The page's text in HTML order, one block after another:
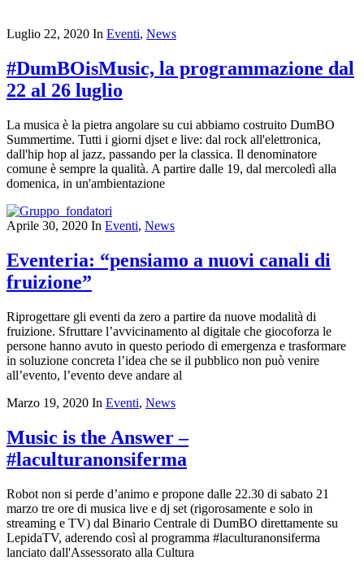
Luglio 22, 2020 In Eventi, News
#DumBOisMusic, la programmazione dal
22 al 26 luglio
La musica è la pietra angolare su cui abbiamo costruito DumBO
Summertime. Tutti i giorni djset e live: dal rock all'elettronica,
dall'hip hop al jazz, passando per la classica. Il denominatore
comune è sempre la qualità. A partire dalle 19, dal mercoledì alla
domenica, in un'ambientazione
Aprile 30, 2020 In Eventi, News
Eventeria: “pensiamo a nuovi canali di
fruizione”
Riprogettare gli eventi da zero a partire da nuove modalità di
fruizione. Sfruttare l’avvicinamento al digitale che giocoforza le
persone hanno avuto in questo periodo di emergenza e trasformare
in soluzione concreta l’idea che se il pubblico non può venire
all’evento, l’evento deve andare al
Marzo 19, 2020 In Eventi, News
Music is the Answer –
#laculturanonsiferma
Robot non si perde d’animo e propone dalle 22.30 di sabato 21
marzo tre ore di musica live e dj set (rigorosamente e solo in
streaming e TV) dal Binario Centrale di DumBO direttamente su
LepidaTV, aderendo così al programma #laculturanonsiferma
lanciato dall'Assessorato alla Cultura